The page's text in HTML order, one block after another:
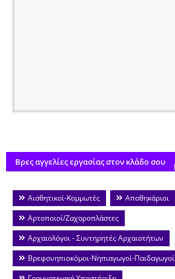
Βρες αγγελίες εργασίας στον κλάδο σου
Αισθητικοί-Κομμωτές
Αποθηκάριοι
Αρτοποιοί/Ζαχαροπλάστες
Αρχαιολόγοι - Συντηρητές Αρχαιοτήτων
Βρεφονηπιοκόμοι-Νηπιαγωγοί-Παιδαγωγοί